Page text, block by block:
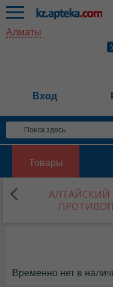
Алматы
Вход
Товары
АЛТАЙСКИЙ
Временно нет в